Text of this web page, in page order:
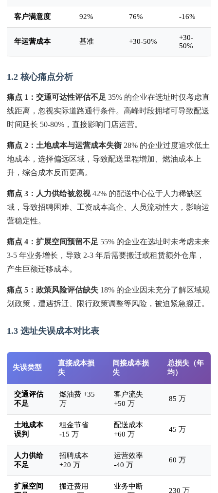
客户满意度 92% 76% -16%
年运营成本 基准 +30-50%
+30-
50%
1.2 核心痛点分析
痛点 1：交通可达性评估不足 35% 的企业在选址时仅考虑直
线距离，忽视实际道路通行条件。高峰时段拥堵可导致配送
时间延长 50-80%，直接影响门店运营。
痛点 2：土地成本与运营成本失衡 28% 的企业过度追求低土
地成本，选择偏远区域，导致配送里程增加、燃油成本上
升，综合成本反而更高。
痛点 3：人力供给被忽视42% 的配送中心位于人力稀缺区
域，导致招聘困难、工资成本高企、人员流动性大，影响运
营稳定性。
痛点 4：扩展空间预留不足 55% 的企业在选址时未考虑未来
3-5 年业务增长，导致 2-3 年后需要搬迁或租赁额外仓库，
产生巨额迁移成本。
痛点 5：政策风险评估缺失 18% 的企业因未充分了解区域规
划政策，遭遇拆迁、限行政策调整等风险，被迫紧急搬迁。
1.3 选址失误成本对比表
失误类型
直接成本损
失
间接成本损
失
总损失（年
均）
交通评估
不足
燃油费 +35
万
客户流失
+50 万
85 万
土地成本
误判
租金节省
-15 万
配送成本
+60 万
45 万
人力供给
不足
招聘成本
+20 万
运营效率
-40 万
60 万
扩展空间
搬迁费用
业务中断
230 万